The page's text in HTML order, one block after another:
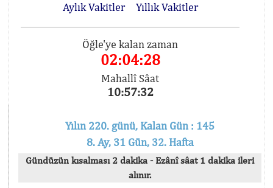
Aylık Vakitler
Yıllık Vakitler
Öğle'ye kalan zaman
02:04:28
Mahallî Sâat
10:57:32
Yılın 220. günü, Kalan Gün : 145
8. Ay, 31 Gün, 32. Hafta
Gündüzün kısalması 2 dakika - Ezânî sâat 1 dakika ileri
alınır.